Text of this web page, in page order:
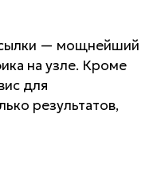
— мощнейший
на узле. Кроме
для
результатов,